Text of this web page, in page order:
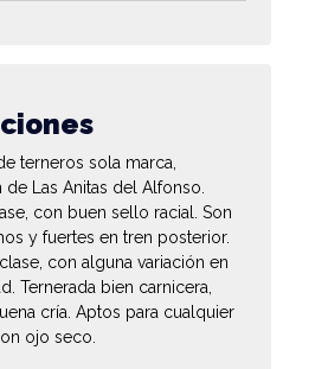
terneros sola marca,
Las Anitas del Alfonso.
con buen sello racial. Son
y fuertes en tren posterior.
con alguna variación en
Ternerada bien carnicera,
cría. Aptos para cualquier
ojo seco.